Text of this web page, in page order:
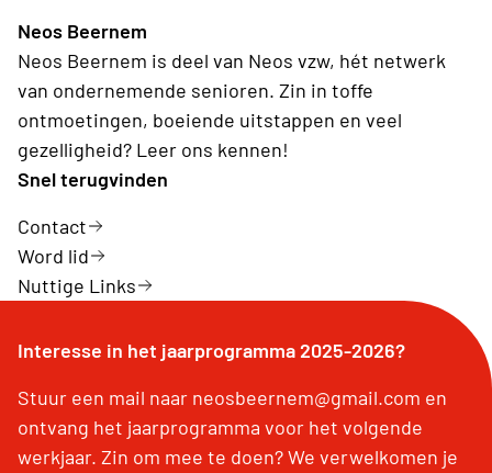
Neos Beernem
Neos Beernem is deel van Neos vzw, hét netwerk
van ondernemende senioren. Zin in toffe
ontmoetingen, boeiende uitstappen en veel
gezelligheid? Leer ons kennen!
Snel terugvinden
Contact
Word lid
Nuttige Links
Interesse in het jaarprogramma 2025-2026?
Stuur een mail naar neosbeernem@gmail.com en
ontvang het jaarprogramma voor het volgende
werkjaar. Zin om mee te doen? We verwelkomen je